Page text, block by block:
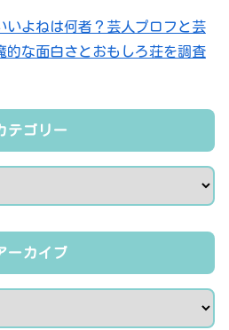
いよねは何者？芸人プロフと芸
的な面白さとおもしろ荘を調査
テゴリー
ーカイブ